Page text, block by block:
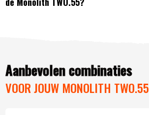
Aanbevolen combinaties
VOOR JOUW MONOLITH TWO.55